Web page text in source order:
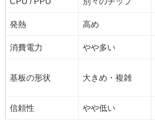
発熱 高め
消費電力 やや多い
基板の形状 大きめ・複雑
信頼性 やや低い